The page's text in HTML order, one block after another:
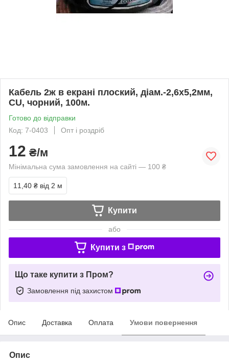
Кабель 2ж в екрані плоский, діам.-2,6х5,2мм,
CU, чорний, 100м.
Готово до відправки
Код: 7-0403
Опт і роздріб
12 ₴/м
Мінімальна сума замовлення на сайті — 100 ₴
11,40 ₴ від 2 м
Купити
або
Купити з
Що таке купити з Пром?
Замовлення під захистом
Опис Доставка Оплата Умови повернення
Опис